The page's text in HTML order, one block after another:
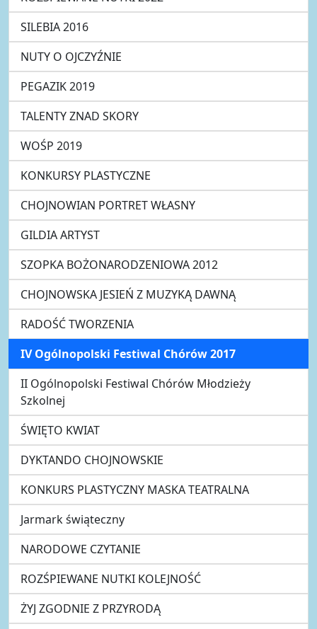
SILEBIA 2016
NUTY O OJCZYŹNIE
PEGAZIK 2019
TALENTY ZNAD SKORY
WOŚP 2019
KONKURSY PLASTYCZNE
CHOJNOWIAN PORTRET WŁASNY
GILDIA ARTYST
SZOPKA BOŻONARODZENIOWA 2012
CHOJNOWSKA JESIEŃ Z MUZYKĄ DAWNĄ
RADOŚĆ TWORZENIA
IV Ogólnopolski Festiwal Chórów 2017
II Ogólnopolski Festiwal Chórów Młodzieży
Szkolnej
ŚWIĘTO KWIAT
DYKTANDO CHOJNOWSKIE
KONKURS PLASTYCZNY MASKA TEATRALNA
Jarmark świąteczny
NARODOWE CZYTANIE
ROZŚPIEWANE NUTKI KOLEJNOŚĆ
ŻYJ ZGODNIE Z PRZYRODĄ